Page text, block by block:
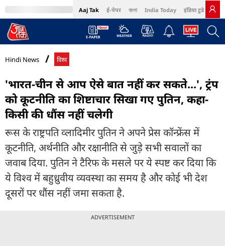
Aaj Tak ई-पेपर বাংলা India Today इंडिया टुडे हिंदी
MumbaiTak Cosmopolitan Harper's Bazaar Northeast
Hindi News विश्व
'भारत-चीन से आप ऐसे बात नहीं कर सकते...', ट्रंप
को कूटनीति का शिष्टाचार सिखा गए पुतिन, कहा-
किसी की धौंस नहीं चलेगी
रूस के राष्ट्रपति व्लादिमीर पुतिन ने अपने प्रेस कॉन्फ्रेंस में
कूटनीति, अर्थनीति और रक्षानीति से जुड़े सभी सवालों का
जवाब दिया. पुतिन ने टैरिफ के मसले पर ये स्पष्ट कर दिया कि
ये विश्व में बहुध्रुवीय व्यवस्था का समय है और कोई भी देश
दूसरों पर धौंस नहीं जमा सकता है.
ADVERTISEMENT